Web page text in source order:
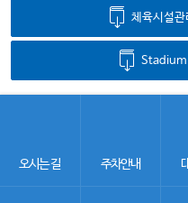
체육시설
Stadium
오시는 길 주차안내